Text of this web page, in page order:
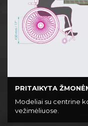
PRITAIKYTA
Modeliai su centrine
vežimėliuose.